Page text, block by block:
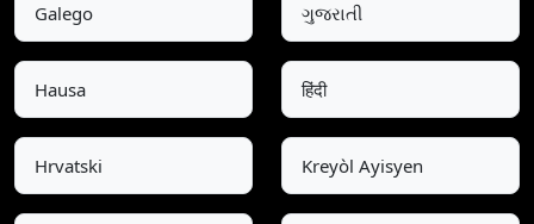
Galego ગુજરાતી
Hausa हिंदी
Hrvatski Kreyòl Ayisyen